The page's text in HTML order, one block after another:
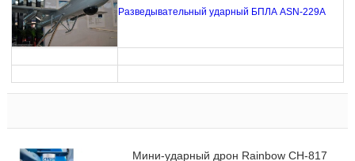
Разведывательный ударный БПЛА ASN-229A
Мини-ударный дрон Rainbow CH-817